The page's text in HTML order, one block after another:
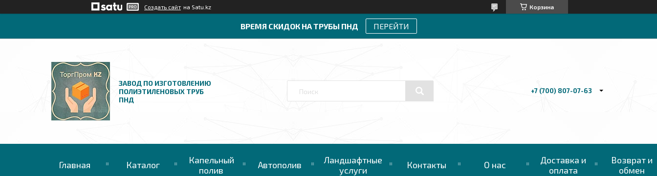
Создать сайт на Satu.kz Корзина
ВРЕМЯ СКИДОК НА ТРУБЫ ПНД ПЕРЕЙТИ
ЗАВОД ПО ИЗГОТОВЛЕНИЮ
ПОЛИЭТИЛЕНОВЫХ ТРУБ
ПНД
+7 (700) 807-07-63
Главная Каталог
Капельный
полив
Автополив
Ландшафтные
услуги
Контакты О нас
Доставка и
оплата
Возврат и
обмен